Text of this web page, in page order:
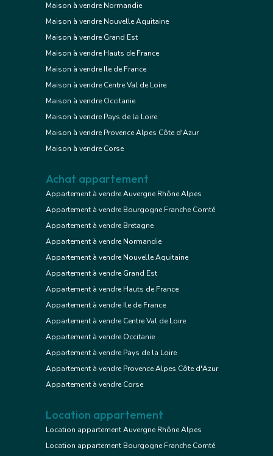
Maison à vendre Normandie
Maison à vendre Nouvelle Aquitaine
Maison à vendre Grand Est
Maison à vendre Hauts de France
Maison à vendre Ile de France
Maison à vendre Centre Val de Loire
Maison à vendre Occitanie
Maison à vendre Pays de la Loire
Maison à vendre Provence Alpes Côte d'Azur
Maison à vendre Corse
Achat appartement
Appartement à vendre Auvergne Rhône Alpes
Appartement à vendre Bourgogne Franche Comté
Appartement à vendre Bretagne
Appartement à vendre Normandie
Appartement à vendre Nouvelle Aquitaine
Appartement à vendre Grand Est
Appartement à vendre Hauts de France
Appartement à vendre Ile de France
Appartement à vendre Centre Val de Loire
Appartement à vendre Occitanie
Appartement à vendre Pays de la Loire
Appartement à vendre Provence Alpes Côte d'Azur
Appartement à vendre Corse
Location appartement
Location appartement Auvergne Rhône Alpes
Location appartement Bourgogne Franche Comté